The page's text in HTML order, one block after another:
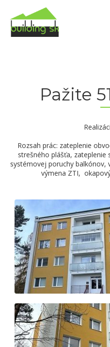
Pažite
Rozsah prác: zateplenie
strešného plášťa,
systémovej poruchy balkónov,
výmena ZTI,